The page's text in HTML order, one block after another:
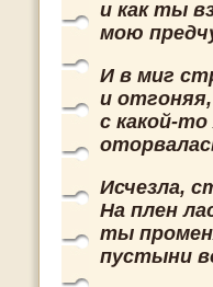
и как ты
мою
И в миг
и
с какой-
Исчезла,
На плен
ты
пустыни